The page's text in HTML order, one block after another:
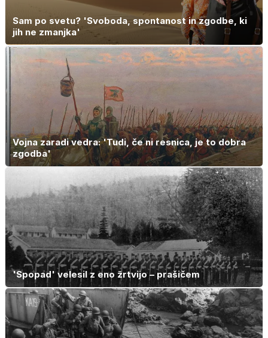
Sam po svetu? 'Svoboda, spontanost in zgodbe, ki
jih ne zmanjka'
Vojna zaradi vedra: 'Tudi, če ni resnica, je to dobra
zgodba'
'Spopad' velesil z eno žrtvijo – prašičem